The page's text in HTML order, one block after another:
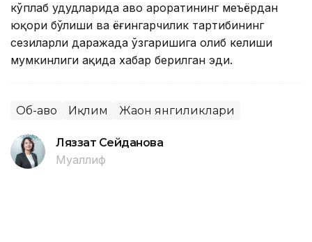
кўплаб ҳудудларида ҳаво ҳароратининг меъёрдан
юқори бўлиши ва ёғингарчилик тартибининг
сезиларли даражада ўзгаришига олиб келиши
мумкинлиги ҳақида хабар берилган эди.
Об-ҳаво Иқлим Жаҳон янгиликлари
Ляззат Сейданова
Муаллиф